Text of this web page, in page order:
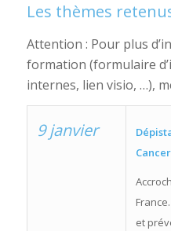
Les thèmes
Attention : Pour plus
formation (formulaire
internes, lien visio, …),
9 janvier
et